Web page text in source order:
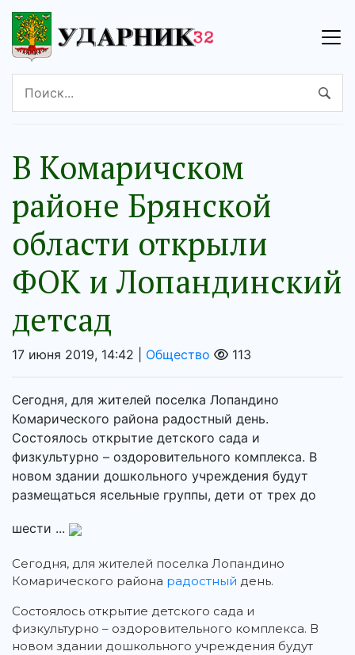
В Комаричском
районе Брянской
области открыли
ФОК и Лопандинский
детсад
17 июня 2019, 14:42 | Общество 113
Сегодня, для жителей поселка Лопандино
Комарического района радостный день.
Состоялось открытие детского сада и
физкультурно – оздоровительного комплекса. В
новом здании дошкольного учреждения будут
размещаться ясельные группы, дети от трех до
шести ...
Сегодня, для жителей поселка Лопандино
Комарического района радостный день.
Состоялось открытие детского сада и
физкультурно – оздоровительного комплекса. В
новом здании дошкольного учреждения будут